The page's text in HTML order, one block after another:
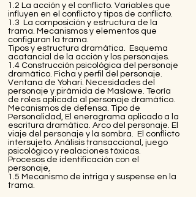
1.2 La acción y el conflicto. Variables que
influyen en el conflicto y tipos de conflicto.
1.3 La composición y estructura de la
trama. Mecanismos y elementos que
configuran la trama.
Tipos y estructura dramática. Esquema
acatancial de la acción y los personajes.
1.4 Construcción psicológica del personaje
dramático. Ficha y perfil del personaje.
Ventana de Yohari. Necesidades del
personaje y pirámida de Maslowe. Teoría
de roles aplicada al personaje dramático.
Mecanismos de defensa. Tipo de
Personalidad, El eneragrama aplicado a la
escritura dramática. Arco del personaje. El
viaje del personaje y la sombra. El conflicto
intersujeto. Análisis transaccional, juego
psicológico y realaciones tóxicas.
Procesos de identificación con el
personaje,
1.5 Mecanismo de intriga y suspense en la
trama.